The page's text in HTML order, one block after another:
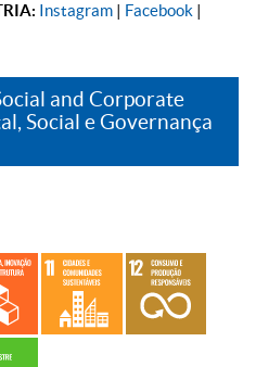
Instagram | Facebook |
and Corporate
Social e Governança